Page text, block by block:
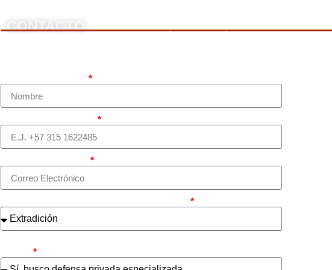
CONTACTO
Para contactarnos, llame a nuestro número de teléfono mostrado arriba